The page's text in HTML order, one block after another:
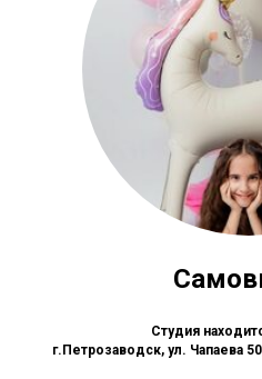
Студия
г.Петрозаводск, ул. Чапаева